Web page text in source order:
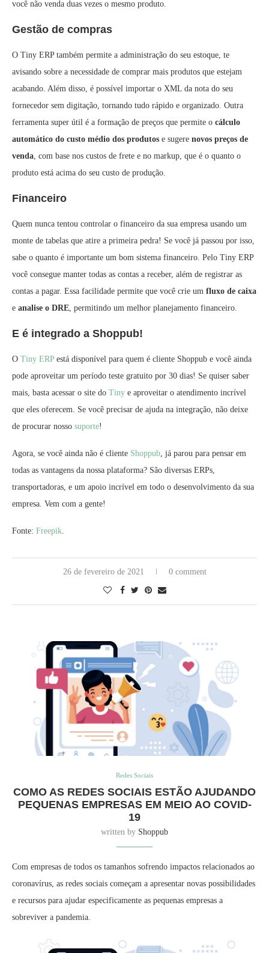
você não venda duas vezes o mesmo produto.
Gestão de compras
O Tiny ERP também permite a administração do seu estoque, te
avisando sobre a necessidade de comprar mais produtos que estejam
acabando. Além disso, é possível importar o XML da nota do seu
fornecedor sem digitação, tornando tudo rápido e organizado. Outra
ferramenta super útil é a formação de preços que permite o cálculo
automático do custo médio dos produtos e sugere novos preços de
venda , com base nos custos de frete e no markup, que é o quanto o
produto está acima do seu custo de produção.
Financeiro
Quem nunca tentou controlar o financeiro da sua empresa usando um
monte de tabelas que atire a primeira pedra! Se você já passou por isso,
sabe o quanto é importante um bom sistema financeiro. Pelo Tiny ERP
você consegue manter todas as contas a receber, além de registrar as
contas a pagar. Essa facilidade permite que você crie um fluxo de caixa
e analise o DRE , permitindo um melhor planejamento financeiro.
E é integrado a Shoppub!
O Tiny ERP está disponível para quem é cliente Shoppub e você ainda
pode aproveitar um período teste gratuito por 30 dias! Se quiser saber
mais, basta acessar o site do Tiny e aproveitar o atendimento incrível
que eles oferecem. Se você precisar de ajuda na integração, não deixe
de procurar nosso suporte!
Agora, se você ainda não é cliente Shoppub , já parou para pensar em
todas as vantagens da nossa plataforma? São diversas ERPs,
transportadoras, e um apoio incrível em todo o desenvolvimento da sua
empresa. Vem com a gente!
Fonte: Freepik
26 de fevereiro de 2021 0 comment
Redes Sociais
COMO AS REDES SOCIAIS ESTÃO AJUDANDO
PEQUENAS EMPRESAS EM MEIO AO COVID-
19
written by Shoppub
Com empresas de todos os tamanhos sofrendo impactos relacionados ao
coronavírus, as redes sociais começam a apresentar novas possibilidades
e recursos para ajudar especificamente as pequenas empresas a
sobreviver a pandemia.